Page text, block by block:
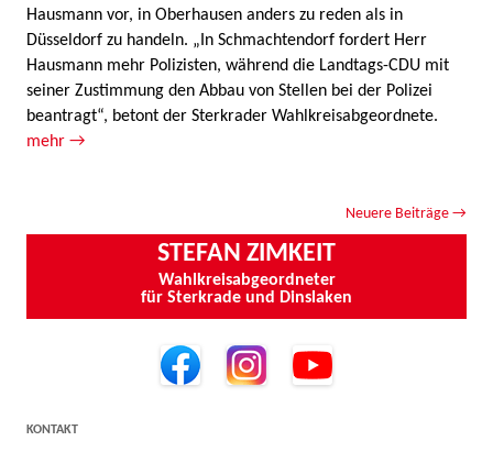
Hausmann vor, in Oberhausen anders zu reden als in
Düsseldorf zu handeln. „In Schmachtendorf fordert Herr
Hausmann mehr Polizisten, während die Landtags-CDU mit
seiner Zustimmung den Abbau von Stellen bei der Polizei
beantragt“, betont der Sterkrader Wahlkreisabgeordnete.
mehr →
Neuere Beiträge →
STEFAN ZIMKEIT
Wahlkreisabgeordneter
für Sterkrade und Dinslaken
KONTAKT